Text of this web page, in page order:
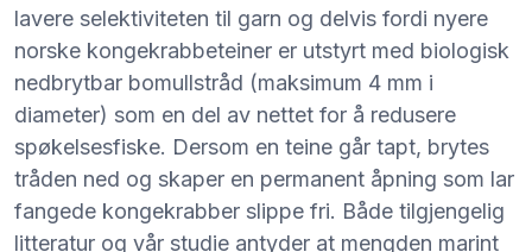
lavere selektiviteten til garn og delvis fordi nyere
norske kongekrabbeteiner er utstyrt med biologisk
nedbrytbar bomullstråd (maksimum 4 mm i
diameter) som en del av nettet for å redusere
spøkelsesfiske. Dersom en teine går tapt, brytes
tråden ned og skaper en permanent åpning som lar
fangede kongekrabber slippe fri. Både tilgjengelig
litteratur og vår studie antyder at mengden marint